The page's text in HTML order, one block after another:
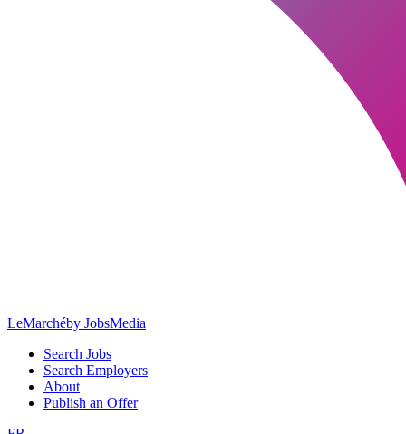
LeMarchéby JobsMedia
Search Jobs
Search Employers
About
Publish an Offer